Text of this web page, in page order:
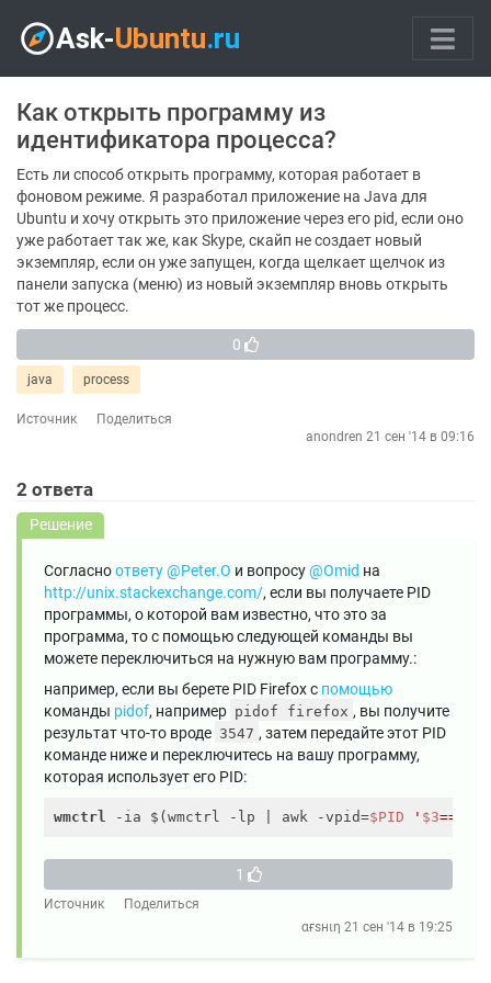
Как открыть программу из
идентификатора процесса?
Есть ли способ открыть программу, которая работает в
фоновом режиме. Я разработал приложение на Java для
Ubuntu и хочу открыть это приложение через его pid, если оно
уже работает так же, как Skype, скайп не создает новый
экземпляр, если он уже запущен, когда щелкает щелчок из
панели запуска (меню) из новый экземпляр вновь открыть
тот же процесс.
0
java process
Источник
Поделиться
anondren 21 сен '14 в 09:16
2 ответа
Решение
Согласноответу @Peter.O и вопросу@Omid на
http://unix.stackexchange.com/, если вы получаете PID
программы, о которой вам известно, что это за
программа, то с помощью следующей команды вы
можете переключиться на нужную вам программу.:
например, если вы берете PID Firefox с помощью
команды pidof, например pidof firefox , вы получите
результат что-то вроде 3547 , затем передайте этот PID
команде ниже и переключитесь на вашу программу,
которая использует его PID:
wmctrl -ia $(wmctrl -lp | awk -vpid=$PID ' $3
1
Источник
Поделиться
αғsнιη 21 сен '14 в 19:25